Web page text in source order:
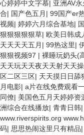
心婷婷中文字慕| 亚洲AV
合| 国产色五月 | 99国产er
视频| 婷婷六月综合基地|
狠狠狠狠狠草| 欧美日韩成
天天天天五月 | 99热这里|
狠狠视频97 | 裸睡玩奶头(
天天玩天天夜天天射天天
区二区三区| 天天摸日日舔
月电影| a片在线免费观看
同僚| 美国色五月天婷婷资
洲综合在线播放| 青青日韩|
www.riverspirits.org
码| 思思热闹这里只有精品|